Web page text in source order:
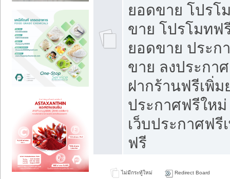
ยอดขาย โปรโ
ขาย โปรโมทฟ
ยอดขาย ประก
ขาย ลงประกา
ฝากร้านฟรีเพิ่ม
ประกาศฟรีให
เว็บประกาศฟรี
ฟรี
ไม่มีกระทู้ใหม่ Redirect Board